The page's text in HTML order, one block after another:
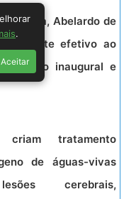
Abelardo de
combate efetivo ao
discurso inaugural e
criam tratamento
de águas-vivas
cerebrais,
.
Aceitar